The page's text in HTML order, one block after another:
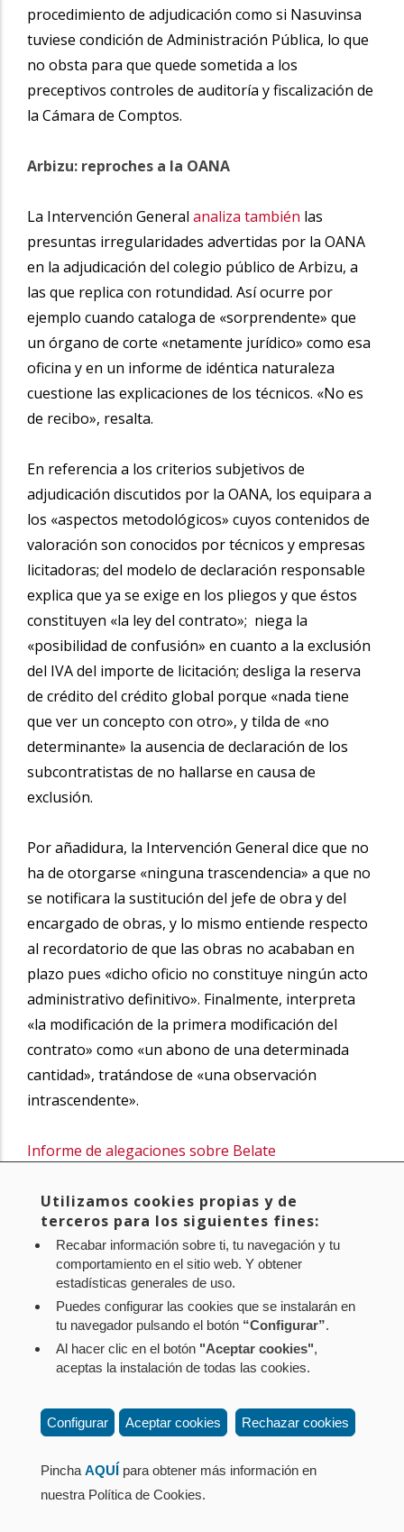
procedimiento de adjudicación como si Nasuvinsa
tuviese condición de Administración Pública, lo que
no obsta para que quede sometida a los
preceptivos controles de auditoría y fiscalización de
la Cámara de Comptos.
Arbizu: reproches a la OANA
La Intervención General analiza también las
presuntas irregularidades advertidas por la OANA
en la adjudicación del colegio público de Arbizu, a
las que replica con rotundidad. Así ocurre por
ejemplo cuando cataloga de «sorprendente» que
un órgano de corte «netamente jurídico» como esa
oficina y en un informe de idéntica naturaleza
cuestione las explicaciones de los técnicos. «No es
de recibo», resalta.
En referencia a los criterios subjetivos de
adjudicación discutidos por la OANA, los equipara a
los «aspectos metodológicos» cuyos contenidos de
valoración son conocidos por técnicos y empresas
licitadoras; del modelo de declaración responsable
explica que ya se exige en los pliegos y que éstos
constituyen «la ley del contrato»; niega la
«posibilidad de confusión» en cuanto a la exclusión
del IVA del importe de licitación; desliga la reserva
de crédito del crédito global porque «nada tiene
que ver un concepto con otro», y tilda de «no
determinante» la ausencia de declaración de los
subcontratistas de no hallarse en causa de
exclusión.
Por añadidura, la Intervención General dice que no
ha de otorgarse «ninguna trascendencia» a que no
se notificara la sustitución del jefe de obra y del
encargado de obras, y lo mismo entiende respecto
al recordatorio de que las obras no acababan en
plazo pues «dicho oficio no constituye ningún acto
administrativo definitivo». Finalmente, interpreta
«la modificación de la primera modificación del
contrato» como «un abono de una determinada
cantidad», tratándose de «una observación
intrascendente».
Informe de alegaciones sobre Belate
Informe de alegaciones sobre el Colegio Público de
Arbizu
Noticia original dewww.navarra.es
Política de privacidad
Política de cookies
Contacto: Paseo de Sarasate nº 38, 2º Dcha - 31001
Pamplona (Navarra) Tel.: 848 42 08 72
corporacion@cpen.es
Utilizamos cookies propias y de
terceros para los siguientes fines:
Recabar información sobre ti, tu navegación y tu
comportamiento en el sitio web. Y obtener
estadísticas generales de uso.
Puedes configurar las cookies que se instalarán en
tu navegador pulsando el botón “Configurar”.
Al hacer clic en el botón "Aceptar cookies",
aceptas la instalación de todas las cookies.
Configurar Aceptar cookies Rechazar cookies
Pincha AQUÍ para obtener más información en
nuestra Política de Cookies.